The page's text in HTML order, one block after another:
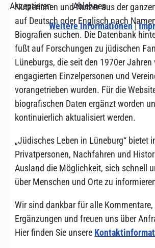
Nutzerinnen und Nutzer aus der
auf Deutsch oder Englisch nach
Biografien suchen. Die Datenbank
fußt auf Forschungen zu jüdischen
Lüneburgs, die seit den 1970er Jahren
engagierten Einzelpersonen und
vorangetrieben wurden. Für die
biografischen Daten ergänzt worden
kontinuierlich aktualisiert werden.
„Jüdisches Leben in Lüneburg“ bietet
Privatpersonen, Nachfahren und
Ausland die Möglichkeit, sich schnell
über Menschen und Orte zu
Wir sind dankbar für alle Kommentare,
Ergänzungen und freuen uns über
Hier finden Sie unsere
Akzeptieren
Ablehnen
Weitere Informationen|